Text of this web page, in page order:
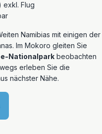
exkl. Flug
Namibias mit einigen der
Im Mokoro gleiten Sie
Nationalpark beobachten
erleben Sie die
nächster Nähe.